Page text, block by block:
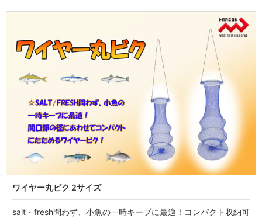
ワイヤー丸ビク 2サイズ
salt・fresh問わず、小魚の一時キープに最適！コンパクト収納可